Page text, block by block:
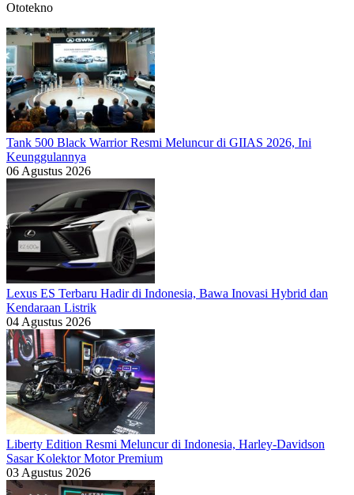
Ototekno
Tank 500 Black Warrior Resmi Meluncur di GIIAS 2026, Ini
Keunggulannya
06 Agustus 2026
Lexus ES Terbaru Hadir di Indonesia, Bawa Inovasi Hybrid dan
Kendaraan Listrik
04 Agustus 2026
Liberty Edition Resmi Meluncur di Indonesia, Harley-Davidson
Sasar Kolektor Motor Premium
03 Agustus 2026